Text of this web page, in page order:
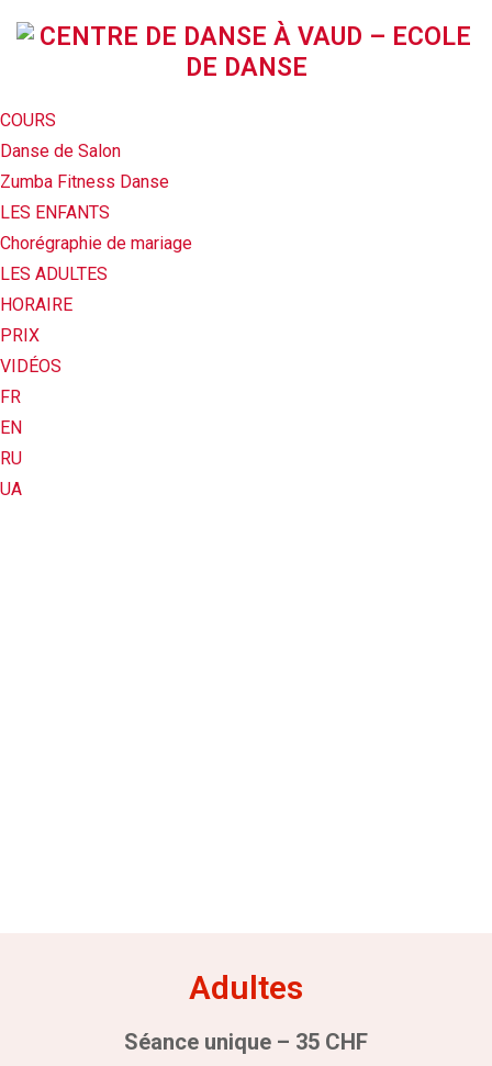
COURS
Danse de Salon
Zumba Fitness Danse
LES ENFANTS
Chorégraphie de mariage
LES ADULTES
HORAIRE
PRIX
VIDÉOS
FR
EN
RU
UA
Adultes
Séance unique – 35 CHF